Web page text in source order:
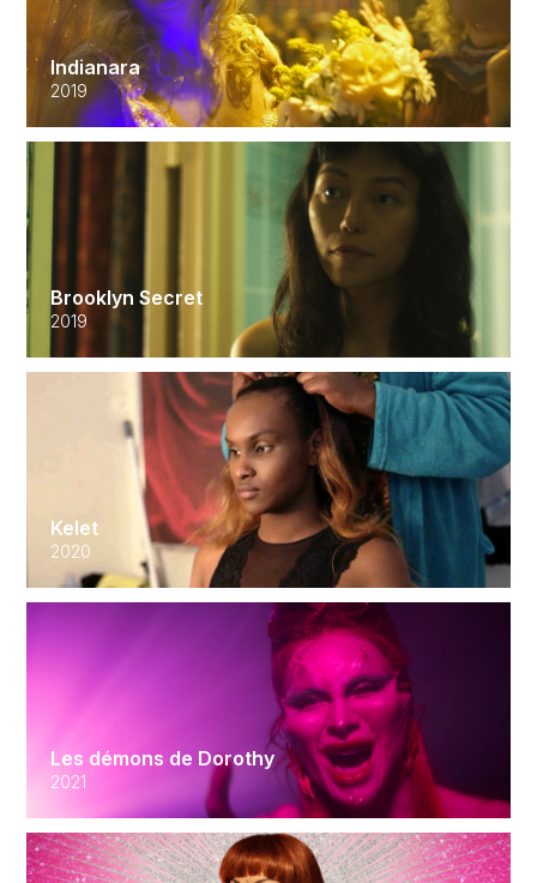
Indianara
2019
Brooklyn Secret
2019
Kelet
2020
Les démons de Dorothy
2021